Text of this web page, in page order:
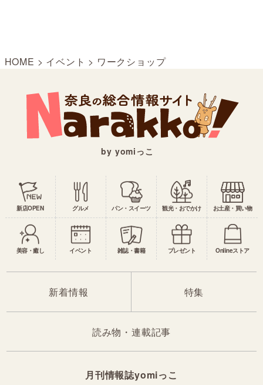
HOME > イベント > ワークショップ
by yomiっこ
新店OPEN グルメ パン・スイーツ 観光・おでかけ お土産・買い物
美容・癒し イベント 雑誌・書籍 プレゼント Onlineストア
新着情報 特集
読み物・連載記事
月刊情報誌yomiっこ